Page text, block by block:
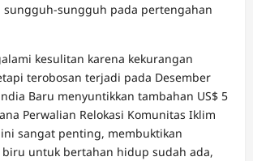
sungguh pada pertengahan
kesulitan karena kekurangan
terobosan terjadi pada Desember
Baru menyuntikkan tambahan US$ 5
Perwalian Relokasi Komunitas Iklim
sangat penting, membuktikan
biru untuk bertahan hidup sudah ada,